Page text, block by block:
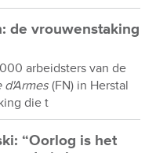
de vrouwenstaking
arbeidsters van de
d'Armes(FN) in Herstal
die t
“Oorlog is het